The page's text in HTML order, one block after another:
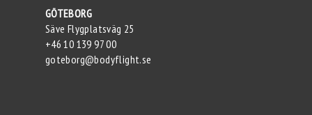
GÖTEBORG
Säve Flygplatsväg 25
+46 10 139 97 00
goteborg@bodyflight.se